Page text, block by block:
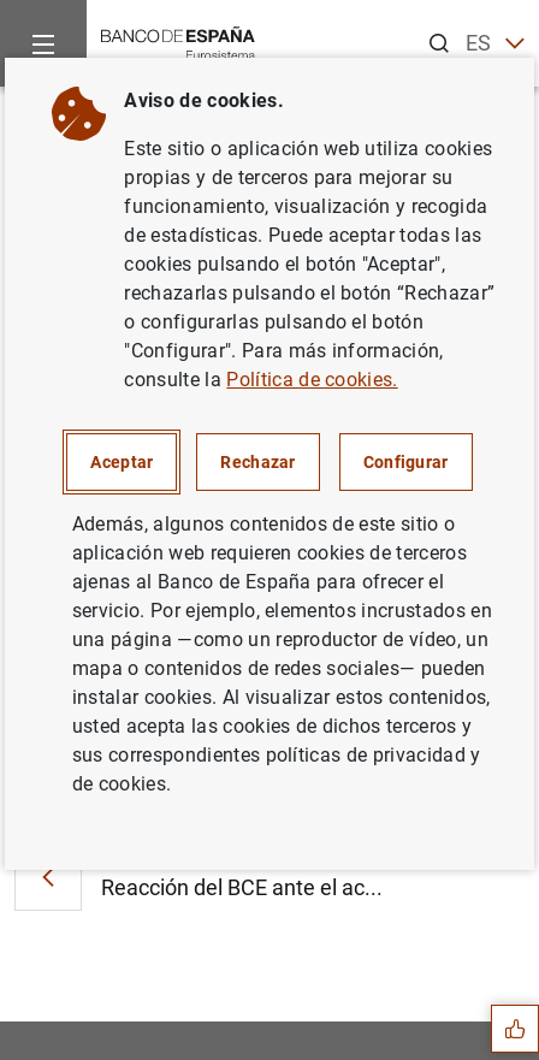
ESEN
Inicio Noticias y eventos
Volver
El BCE anuncia cambios en el
uso como activos de garantía
de determinados bonos simples
de entidades de crédito
avalados por el Gobierno
El BCE anuncia cambios en el uso como
activos de garantía de determinados bonos
simples de entidades de crédito avalados
por el Gobierno (28KB)
Reacción del BCE ante el ac...
Siguiente
Sugerencias
Aviso de cookies.
Este sitio o aplicación web utiliza cookies
propias y de terceros para mejorar su
funcionamiento, visualización y recogida
de estadísticas. Puede aceptar todas las
cookies pulsando el botón "Aceptar",
rechazarlas pulsando el botón “Rechazar”
o configurarlas pulsando el botón
"Configurar". Para más información,
consulte la Política de cookies.
Aceptar Rechazar Configurar
Además, algunos contenidos de este sitio o
aplicación web requieren cookies de terceros
ajenas al Banco de España para ofrecer el
servicio. Por ejemplo, elementos incrustados en
una página —como un reproductor de vídeo, un
mapa o contenidos de redes sociales— pueden
instalar cookies. Al visualizar estos contenidos,
usted acepta las cookies de dichos terceros y
sus correspondientes políticas de privacidad y
de cookies.